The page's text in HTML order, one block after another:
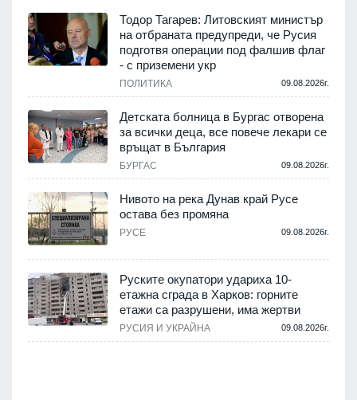
Тодор Тагарев: Литовският министър
на отбраната предупреди, че Русия
подготвя операции под фалшив флаг
- с приземени укр
ПОЛИТИКА 09.08.2026г.
Детската болница в Бургас отворена
за всички деца, все повече лекари се
връщат в България
БУРГАС 09.08.2026г.
Нивото на река Дунав край Русе
остава без промяна
РУСЕ 09.08.2026г.
Руските окупатори удариха 10-
етажна сграда в Харков: горните
етажи са разрушени, има жертви
РУСИЯ И УКРАЙНА 09.08.2026г.